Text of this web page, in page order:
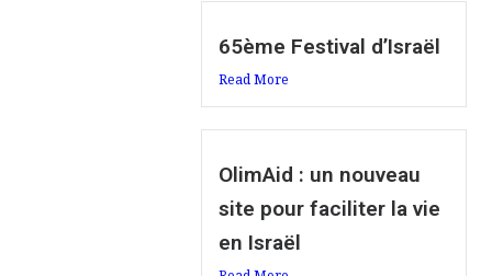
65ème Festival d’Israël
Read More
OlimAid : un nouveau
site pour faciliter la vie
en Israël